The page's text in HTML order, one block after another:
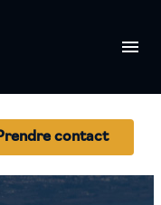
menu
Prendre contact